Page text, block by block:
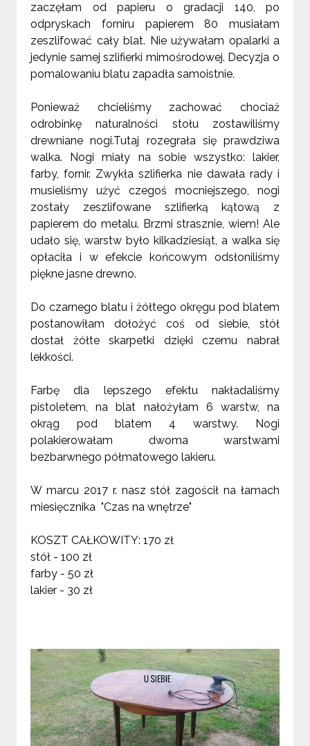
zaczęłam od papieru o gradacji 140, po
odpryskach forniru papierem 80 musiałam
zeszlifować cały blat. Nie używałam opalarki a
jedynie samej szlifierki mimośrodowej. Decyzja o
pomalowaniu blatu zapadła samoistnie.
Ponieważ chcieliśmy zachować chociaż
odrobinkę naturalności stołu zostawiliśmy
drewniane nogi.Tutaj rozegrała się prawdziwa
walka. Nogi miały na sobie wszystko: lakier,
farby, fornir. Zwykła szlifierka nie dawała rady i
musieliśmy użyć czegoś mocniejszego, nogi
zostały zeszlifowane szlifierką kątową z
papierem do metalu. Brzmi strasznie, wiem! Ale
udało się, warstw było kilkadziesiąt, a walka się
opłaciła i w efekcie końcowym odsłoniliśmy
piękne jasne drewno.
Do czarnego blatu i żółtego okręgu pod blatem
postanowiłam dołożyć coś od siebie, stół
dostał żółte skarpetki dzięki czemu nabrał
lekkości.
Farbę dla lepszego efektu nakładaliśmy
pistoletem, na blat nałożyłam 6 warstw, na
okrąg pod blatem 4 warstwy. Nogi
polakierowałam dwoma warstwami
bezbarwnego półmatowego lakieru.
W marcu 2017 r. nasz stół zagościł na łamach
miesięcznika "Czas na wnętrze"
KOSZT CAŁKOWITY: 170 zł
stół - 100 zł
farby - 50 zł
lakier - 30 zł